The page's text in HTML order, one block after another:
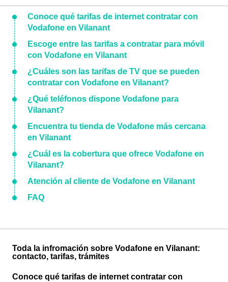
Conoce qué tarifas de internet contratar con
Vodafone en Vilanant
Escoge entre las tarifas a contratar para móvil
con Vodafone en Vilanant
¿Cuáles son las tarifas de TV que se pueden
contratar con Vodafone en Vilanant?
¿Qué teléfonos dispone Vodafone para
Vilanant?
Encuentra tu tienda de Vodafone más cercana
en Vilanant
¿Cuál es la cobertura que ofrece Vodafone en
Vilanant?
Atención al cliente de Vodafone en Vilanant
FAQ
Toda la infromación sobre Vodafone en Vilanant:
contacto, tarifas, trámites
Conoce qué tarifas de internet contratar con